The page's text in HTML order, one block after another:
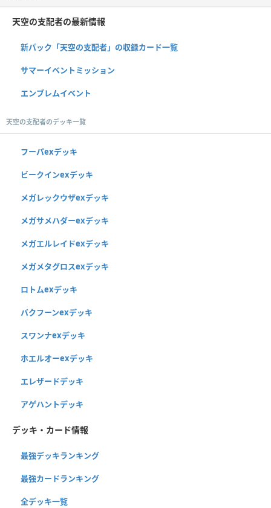
天空の支配者の最新情報
新パック「天空の支配者」の収録カード一覧
サマーイベントミッション
エンブレムイベント
天空の支配者のデッキ一覧
フーパexデッキ
ビークインexデッキ
メガレックウザexデッキ
メガサメハダーexデッキ
メガエルレイドexデッキ
メガメタグロスexデッキ
ロトムexデッキ
バクフーンexデッキ
スワンナexデッキ
ホエルオーexデッキ
エレザードデッキ
アゲハントデッキ
デッキ・カード情報
最強デッキランキング
最強カードランキング
全デッキ一覧